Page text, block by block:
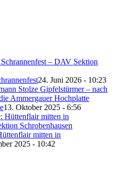
24. Juni 2026 - 10:23
13. Oktober 2025 - 6:56
mitten in
2025 - 10:42